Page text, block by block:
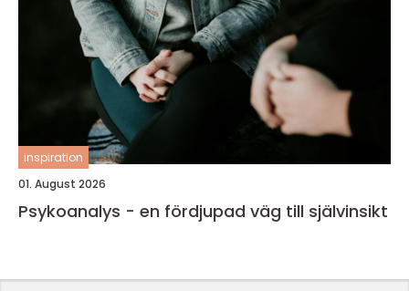
inspiration
01. August 2026
Psykoanalys - en fördjupad väg till självinsikt